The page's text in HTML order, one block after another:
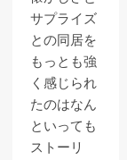
サプライズ
との同居を
もっとも強
く感じられ
たのはなん
といっても
ストーリ